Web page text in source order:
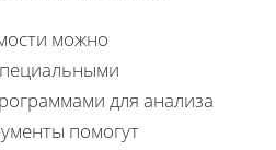
можно
для анализа
помогут